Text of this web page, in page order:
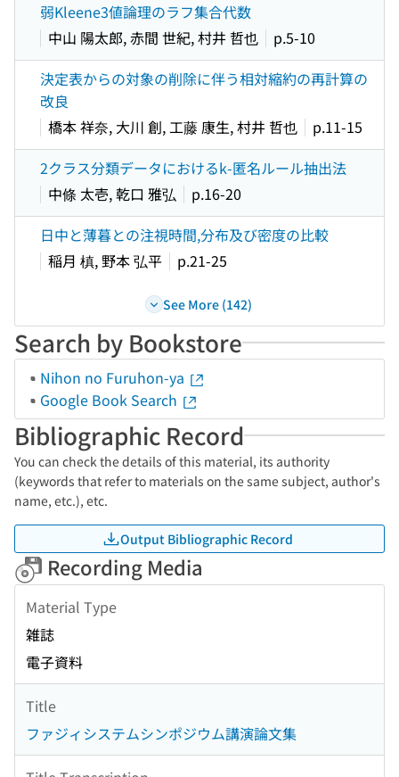
弱Kleene3値論理のラフ集合代数
中山 陽太郎, 赤間 世紀, 村井 哲也
p.5-10
決定表からの対象の削除に伴う相対縮約の再計算の
改良
橋本 祥奈, 大川 創, 工藤 康生, 村井 哲也
p.11-15
2クラス分類データにおけるk-匿名ルール抽出法
中條 太壱, 乾口 雅弘
p.16-20
日中と薄暮との注視時間,分布及び密度の比較
稲月 槙, 野本 弘平
p.21-25
See More (142)
Search by Bookstore
Nihon no Furuhon-ya
Google Book Search
Bibliographic Record
You can check the details of this material, its authority
(keywords that refer to materials on the same subject, author's
name, etc.), etc.
Output Bibliographic Record
Recording Media
Material Type
雑誌
電子資料
Title
ファジィシステムシンポジウム講演論文集